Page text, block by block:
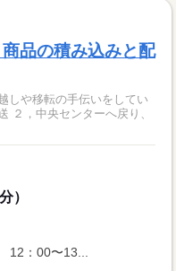
品の積み込みと配
しや移転の手伝いをしてい
）
：00〜13...